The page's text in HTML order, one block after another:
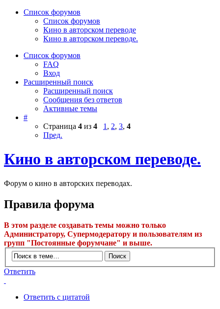
Список форумов
Список форумов
Кино в авторском переводе
Кино в авторском переводе.
Список форумов
FAQ
Вход
Расширенный поиск
Расширенный поиск
Сообщения без ответов
Активные темы
#
Страница 4 из 4 1 , 2, 3, 4
Пред.
Кино в авторском переводе.
Форум о кино в авторских переводах.
Правила форума
В этом разделе создавать темы можно только
Администратору, Супермодератору и пользователям из
групп "Постоянные форумчане" и выше.
Ответить
Ответить с цитатой